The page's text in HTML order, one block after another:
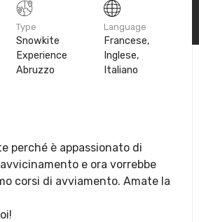
Type
Snowkite
Experience
Abruzzo
Language
Francese,
Inglese,
Italiano
perché è appassionato di
e ora vorrebbe
corsi di avviamento. Amate la